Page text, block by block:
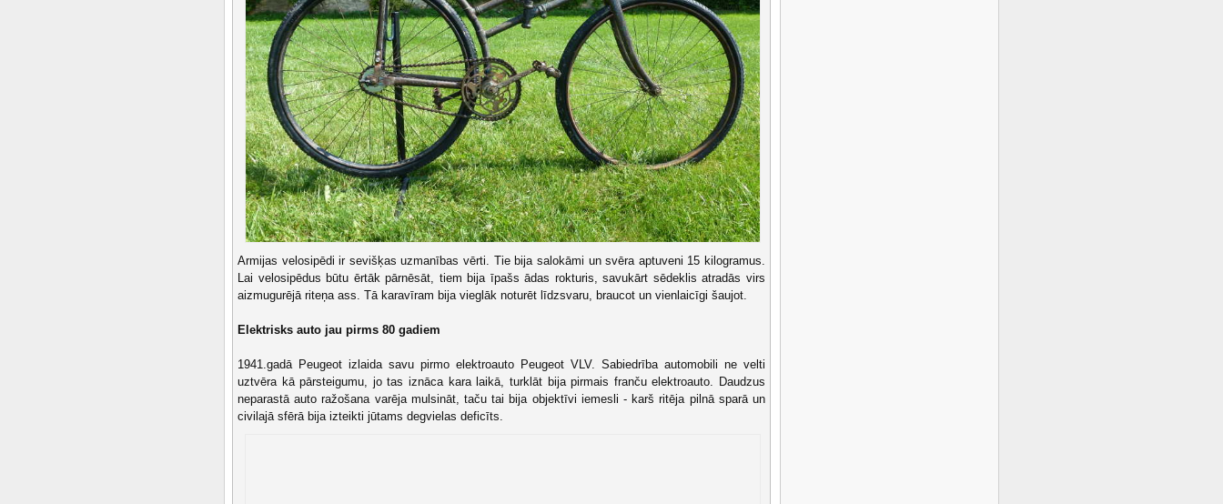
Armijas velosipēdi ir sevišķas uzmanības vērti. Tie bija salokāmi un svēra aptuveni 15 kilogramus.
Lai velosipēdus būtu ērtāk pārnēsāt, tiem bija īpašs ādas rokturis, savukārt sēdeklis atradās virs
aizmugurējā riteņa ass. Tā karavīram bija vieglāk noturēt līdzsvaru, braucot un vienlaicīgi šaujot.
Elektrisks auto jau pirms 80 gadiem
1941.gadā Peugeot izlaida savu pirmo elektroauto Peugeot VLV. Sabiedrība automobili ne velti
uztvēra kā pārsteigumu, jo tas iznāca kara laikā, turklāt bija pirmais franču elektroauto. Daudzus
neparastā auto ražošana varēja mulsināt, taču tai bija objektīvi iemesli - karš ritēja pilnā sparā un
civilajā sfērā bija izteikti jūtams degvielas deficīts.